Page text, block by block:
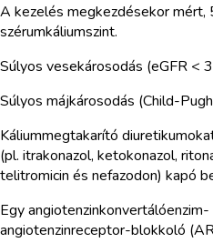
A kezelés megkezdésekor
szérumkáliumszint.
Súlyos vesekárosodás (eGFR <
Súlyos májkárosodás (Child-
Káliummegtakarító
(pl. itrakonazol, ketokonazol,
telitromicin és nefazodon) kapó
Egy
angiotenzinreceptor-blokkoló